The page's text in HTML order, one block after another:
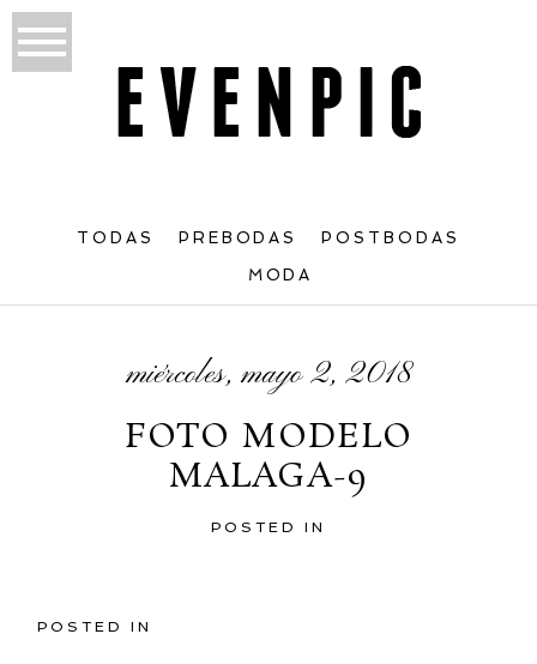
TODAS PREBODAS POSTBODAS
MODA
miércoles, mayo 2, 2018
FOTO MODELO
MALAGA-9
POSTED IN
POSTED IN